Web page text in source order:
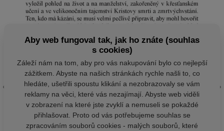
Aby web fungoval tak, jak ho znáte (souhlas
s cookies)
Záleží nám na tom, aby pro vás nakupování bylo co nejlepší
zážitkem. Abyste na našich stránkách rychle našli to, co
hledáte, ušetřili spoustu klikání a nezobrazovaly se vám
reklamy na věci, které vás nezajímají. Abyste web viděli
v zobrazení na které jste zvyklí a nemuseli se pokaždé
přihlašovat. Proto od vás potřebujeme souhlas se
zpracováním souborů cookies - malých souborů, které